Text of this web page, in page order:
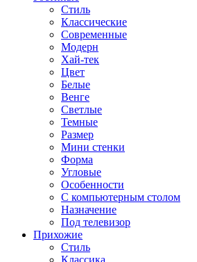
Стиль
Классические
Современные
Модерн
Хай-тек
Цвет
Белые
Венге
Светлые
Темные
Размер
Мини стенки
Форма
Угловые
Особенности
С компьютерным столом
Назначение
Под телевизор
Прихожие
Стиль
Классика